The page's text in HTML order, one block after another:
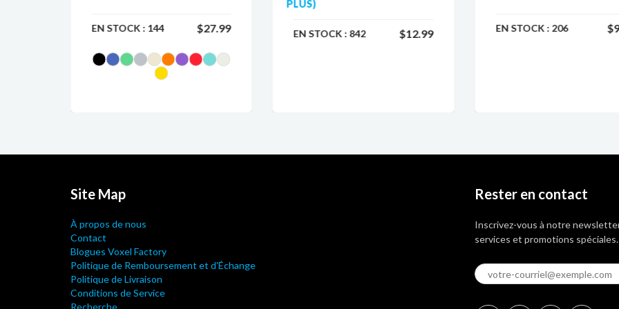
EN STOCK : 144 $27.99
PLUS)
EN STOCK : 842 $12.99 EN STOCK : 206
Site Map
À propos de nous
Contact
Blogues Voxel Factory
Politique de Remboursement et d'Échange
Politique de Livraison
Conditions de Service
Rester en contact
Inscrivez-vous à notre
services et promotions spéciales.